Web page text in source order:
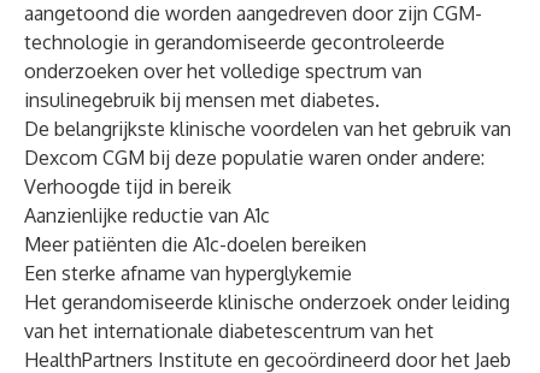
aangetoond die worden aangedreven door zijn CGM-
technologie in gerandomiseerde gecontroleerde
onderzoeken over het volledige spectrum van
insulinegebruik bij mensen met diabetes.
De belangrijkste klinische voordelen van het gebruik van
Dexcom CGM bij deze populatie waren onder andere:
Verhoogde tijd in bereik
Aanzienlijke reductie van A1c
Meer patiënten die A1c-doelen bereiken
Een sterke afname van hyperglykemie
Het gerandomiseerde klinische onderzoek onder leiding
van het internationale diabetescentrum van het
HealthPartners Institute en gecoördineerd door het Jaeb